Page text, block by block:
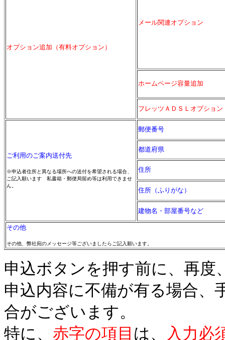
オプション追加（有料オプション）
メール関連オプション
ホームページ容量追加
フレッツＡＤＳＬオプション
ご利用のご案内送付先
※申込者住所と異なる場所への送付を希望される場合、
ご記入願います 私書箱・郵便局留め等は利用できませ
ん。
郵便番号
都道府県
住所
住所（ふりがな）
建物名・部屋番号など
その他
その他、弊社宛のメッセージ等ございましたらご記入願います。
申込ボタンを押す前に、再度
申込内容に不備が有る場合、
合がございます。
特に、 赤字の項目 は、 入力必